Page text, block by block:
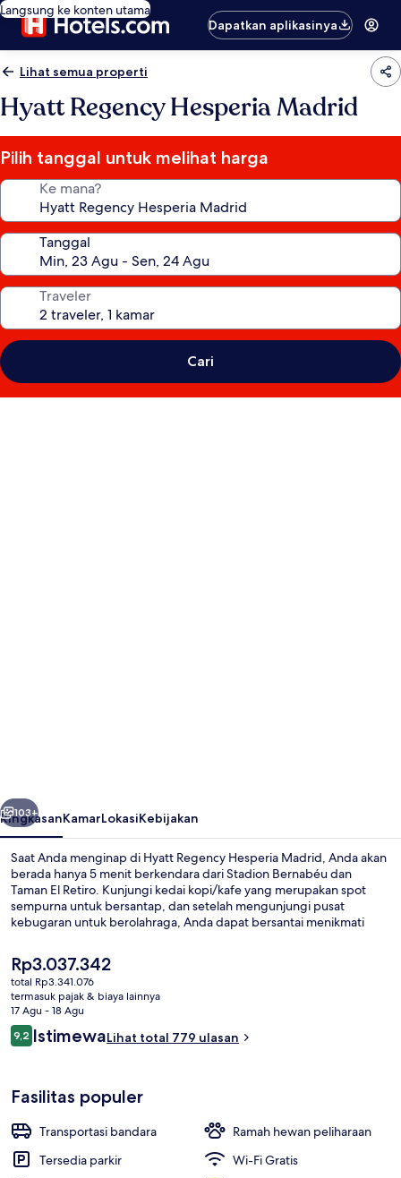
Langsung ke konten utama
Dapatkan aplikasinya
Lihat semua properti
Hyatt Regency Hesperia Madrid
Pilih tanggal untuk melihat harga
Ke mana?
Tanggal
Traveler
Cari
Berikutnya
103+
RingkasanKamarLokasiKebijakan
Saat Anda menginap di Hyatt Regency Hesperia Madrid, Anda akan
berada hanya 5 menit berkendara dari Stadion Bernabéu dan
Taman El Retiro. Kunjungi kedai kopi/kafe yang merupakan spot
sempurna untuk bersantap, dan setelah mengunjungi pusat
kebugaran untuk berolahraga, Anda dapat bersantai menikmati
hanya berjarak 5 menit berkendara dari hotel mewah ini.Para
traveler menyukai staf. Transportasi umum berada tidak jauh:
Stasiun Gregorio Maranon hanya beberapa langkah dan Stasiun
Ruben Dario berjarak 8 menit.
Harga
saat
ini
Rp3.037.342
Rp3.037.342
total Rp3.341.076
termasuk pajak & biaya lainnya
17 Agu - 18 Agu
Ulasan
9,29,2 dari 10
IstimewaLihat total 779 ulasan
Fasilitas populer
Transportasi bandara
Ramah hewan peliharaan
Tersedia parkir
Wi-Fi Gratis